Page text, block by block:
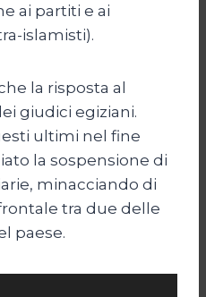
ai partiti e ai
islamisti).
la risposta al
giudici egiziani.
ultimi nel fine
la sospensione di
minacciando di
tra due delle
paese.